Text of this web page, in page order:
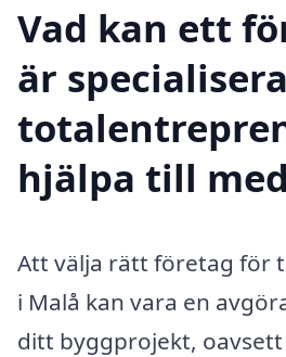
Vad kan ett
är
hjälpa till
Att välja rätt företag för
i Malå kan vara en
ditt byggprojekt,